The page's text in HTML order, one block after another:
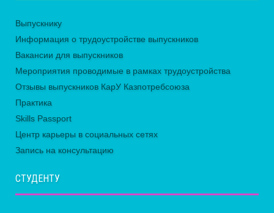
Выпускнику
Информация о трудоустройстве выпускников
Вакансии для выпускников
Мероприятия проводимые в рамках трудоустройства
Отзывы выпускников КарУ Казпотребсоюза
Практика
Skills Passport
Центр карьеры в социальных сетях
Запись на консультацию
СТУДЕНТУ